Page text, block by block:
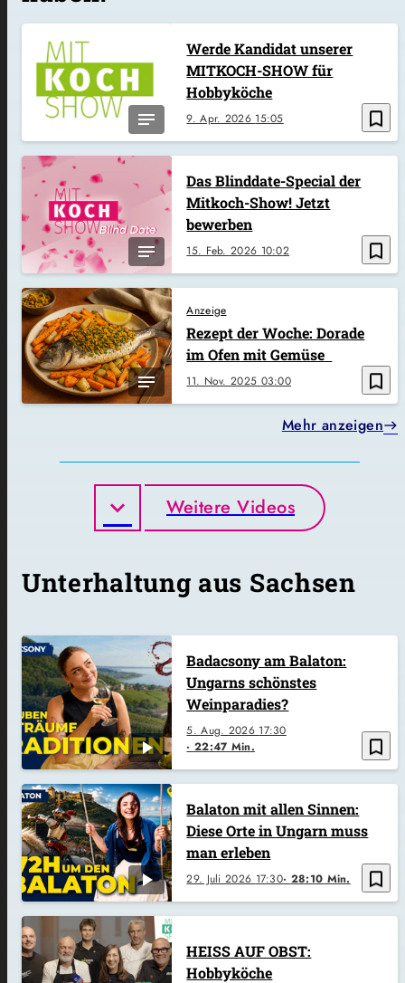
bookmark_border
9. Apr. 2026 15:05
Werde Kandidat unserer
MITKOCH-SHOW für
Hobbyköche
bookmark_border
15. Feb. 2026 10:02
Das Blinddate-Special der
Mitkoch-Show! Jetzt
bewerben
bookmark_border
Anzeige
11. Nov. 2025 03:00
Rezept der Woche: Dorade
im Ofen mit Gemüse
Mehr anzeigen
Weitere Videos
Unterhaltung aus Sachsen
bookmark_border
5. Aug. 2026 17:30
22:47 Min.
Badacsony am Balaton:
Ungarns schönstes
Weinparadies?
bookmark_border
29. Juli 2026 17:30 28:10 Min.
Balaton mit allen Sinnen:
Diese Orte in Ungarn muss
man erleben
HEISS AUF OBST:
Hobbyköche